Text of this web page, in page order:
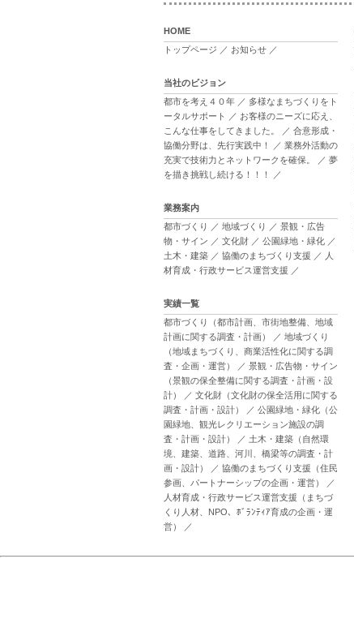
HOME
トップページ ／ お知らせ ／
当社のビジョン
都市を考え４０年 ／ 多様なまちづくりをト
ータルサポート
／ お客様のニーズに応え、
こんな仕事をしてきました。
／ 合意形成・
協働分野は、先行実践中！
／ 業務外活動の
充実で技術力とネットワークを確保。
／ 夢
を描き挑戦し続ける！！！
／
業務案内
都市づくり
／ 地域づくり ／ 景観・広告
物・サイン ／ 文化財 ／ 公園緑地・緑化 ／
土木・建築 ／ 協働のまちづくり支援 ／
人
材育成・行政サービス運営支援 ／
実績一覧
都市づくり（都市計画、市街地整備、地域
計画に関する調査・計画）
／ 地域づくり
（地域まちづくり、商業活性化に関する調
査・企画・運営）
／ 景観・広告物・サイン
（景観の保全整備に関する調査・計画・設
計）
／ 文化財（文化財の保全活用に関する
調査・計画・設計）
／ 公園緑地・緑化（公
園緑地、観光レクリエーション施設の調
査・計画・設計）
／ 土木・建築（自然環
境、建築、道路、河川、橋梁等の調査・計
画・設計）
／ 協働のまちづくり支援（住民
参画、パートナーシップの企画・運営）
／
人材育成・行政サービス運営支援（まちづ
くり人材、NPO、ﾎﾞﾗﾝﾃｨｱ育成の企画・運
営）
／